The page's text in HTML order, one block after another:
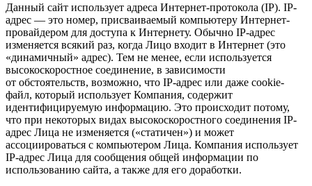
Данный сайт использует адреса Интернет-протокола (IP). IP-
адрес — это номер, присваиваемый компьютеру Интернет-
провайдером для доступа к Интернету. Обычно IP-адрес
изменяется всякий раз, когда Лицо входит в Интернет (это
«динамичный» адрес). Тем не менее, если используется
высокоскоростное соединение, в зависимости
от обстоятельств, возможно, что IP-адрес или даже cookie-
файл, который использует Компания, содержит
идентифицируемую информацию. Это происходит потому,
что при некоторых видах высокоскоростного соединения IP-
адрес Лица не изменяется («статичен») и может
ассоциироваться с компьютером Лица. Компания использует
IP-адрес Лица для сообщения общей информации по
использованию сайта, а также для его доработки.